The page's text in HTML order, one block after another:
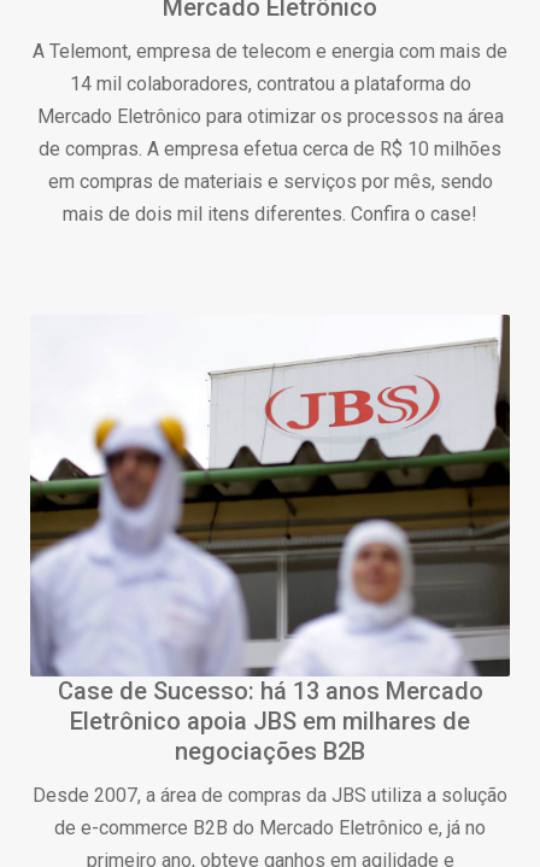
Mercado Eletrônico
A Telemont, empresa de telecom e energia com mais de
14 mil colaboradores, contratou a plataforma do
Mercado Eletrônico para otimizar os processos na área
de compras. A empresa efetua cerca de R$ 10 milhões
em compras de materiais e serviços por mês, sendo
mais de dois mil itens diferentes. Confira o case!
Case de Sucesso: há 13 anos Mercado
Eletrônico apoia JBS em milhares de
negociações B2B
Desde 2007, a área de compras da JBS utiliza a solução
de e-commerce B2B do Mercado Eletrônico e, já no
primeiro ano, obteve ganhos em agilidade e